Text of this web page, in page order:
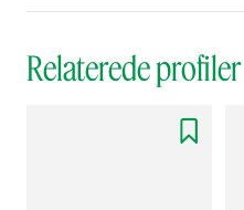
Relaterede profiler
